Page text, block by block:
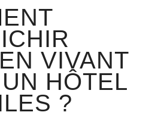
VIVANT
HÔTEL
?